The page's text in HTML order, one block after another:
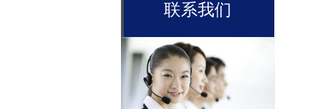
联系我们